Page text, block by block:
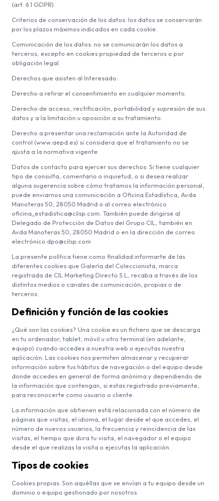
(art. 6.1 GDPR).
Criterios de conservación de los datos: los datos se conservarán
por los plazos máximos indicados en cada cookie.
Comunicación de los datos: no se comunicarán los datos a
terceros, excepto en cookies propiedad de terceros o por
obligación legal.
Derechos que asisten al Interesado:
Derecho a retirar el consentimiento en cualquier momento.
Derecho de acceso, rectificación, portabilidad y supresión de sus
datos y a la limitación u oposición a su tratamiento.
Derecho a presentar una reclamación ante la Autoridad de
control (www.aepd.es) si considera que el tratamiento no se
ajusta a la normativa vigente.
Datos de contacto para ejercer sus derechos: Si tiene cualquier
tipo de consulta, comentario o inquietud, o si desea realizar
alguna sugerencia sobre cómo tratamos la información personal,
puede enviarnos una comunicación a Oficina Estadística, Avda
Manoteras 50, 28050 Madrid o al correo electrónico
oficina_estadistica@cilsp.com. También puede dirigirse al
Delegado de Protección de Datos del Grupo CIL, también en
Avda Manoteras 50, 28050 Madrid o en la dirección de correo
electrónico dpo@cilsp.com
La presente política tiene como finalidad informarte de las
diferentes cookies que Galería del Coleccionista, marca
registrada de CIL Marketing Directo S.L, recaba a través de los
distintos medios o canales de comunicación, propias o de
terceros.
Definición y función de las cookies
¿Qué son las cookies? Una cookie es un fichero que se descarga
en tu ordenador, tablet, móvil u otro terminal (en adelante,
equipo) cuando accedes a nuestra web o ejecutas nuestra
aplicación. Las cookies nos permiten almacenar y recuperar
información sobre tus hábitos de navegación o del equipo desde
donde accedes en general de forma anónima y dependiendo de
la información que contengan, si estas registrado previamente,
para reconocerte como usuario o cliente.
La información que obtienen está relacionada con el número de
páginas que visitas, el idioma, el lugar desde el que accedes, el
número de nuevos usuarios, la frecuencia y reincidencia de las
visitas, el tiempo que dura tu visita, el navegador o el equipo
desde el que realizas la visita o ejecutas la aplicación.
Tipos de cookies
Cookies propias: Son aquéllas que se envían a tu equipo desde un
dominio o equipo gestionado por nosotros.